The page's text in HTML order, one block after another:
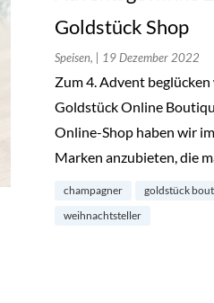
Goldstück Shop
Speisen, | 19 Dezember 2022
Zum 4. Advent
Goldstück Online
Online-Shop haben wir
Marken anzubieten, die
champagner goldstück
weihnachtsteller